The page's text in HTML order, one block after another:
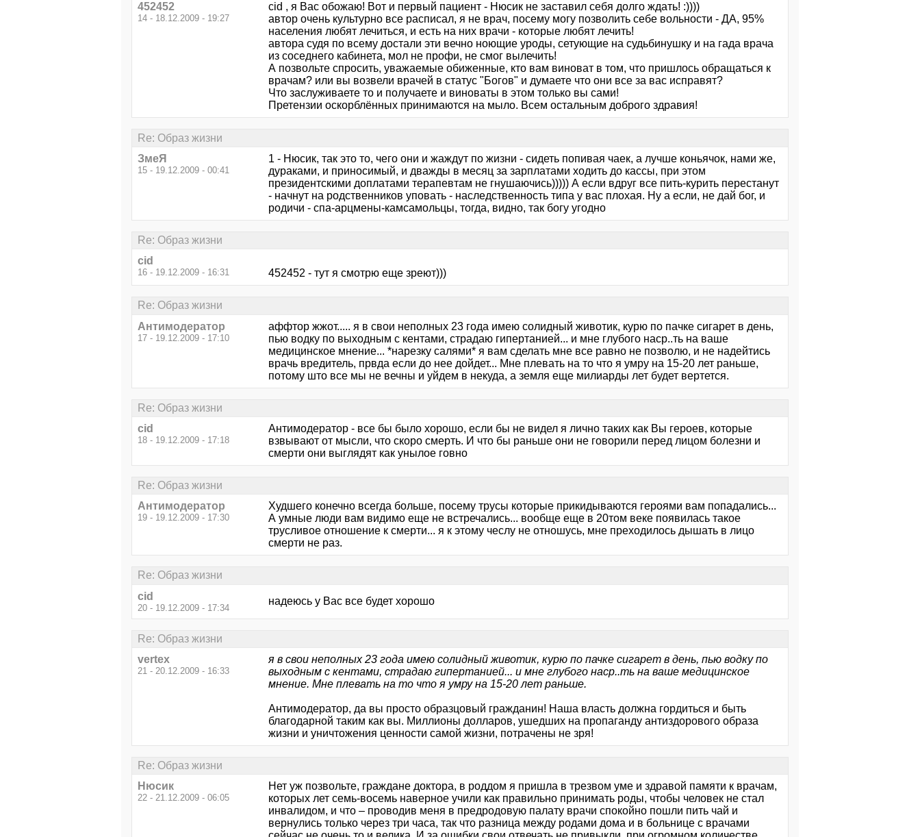
452452
14 - 18.12.2009 - 19:27
cid , я Вас обожаю! Вот и первый пациент - Нюсик не заставил себя долго ждать! :))))
автор очень культурно все расписал, я не врач, посему могу позволить себе вольности - ДА, 95%
населения любят лечиться, и есть на них врачи - которые любят лечить!
автора судя по всему достали эти вечно ноющие уроды, сетующие на судьбинушку и на гада врача
из соседнего кабинета, мол не профи, не смог вылечить!
А позвольте спросить, уважаемые обиженные, кто вам виноват в том, что пришлось обращаться к
врачам? или вы возвели врачей в статус "Богов" и думаете что они все за вас исправят?
Что заслуживаете то и получаете и виноваты в этом только вы сами!
Претензии оскорблённых принимаются на мыло. Всем остальным доброго здравия!
Re: Образ жизни
ЗмеЯ
15 - 19.12.2009 - 00:41
1 - Нюсик, так это то, чего они и жаждут по жизни - сидеть попивая чаек, а лучше коньячок, нами же,
дураками, и приносимый, и дважды в месяц за зарплатами ходить до кассы, при этом
президентскими доплатами терапевтам не гнушаючись))))) А если вдруг все пить-курить перестанут
- начнут на родственников уповать - наследственность типа у вас плохая. Ну а если, не дай бог, и
родичи - спа-арцмены-камсамольцы, тогда, видно, так богу угодно
Re: Образ жизни
cid
16 - 19.12.2009 - 16:31 452452 - тут я смотрю еще зреют)))
Re: Образ жизни
Антимодератор
17 - 19.12.2009 - 17:10
аффтор жжот..... я в свои неполных 23 года имею солидный животик, курю по пачке сигарет в день,
пью водку по выходным с кентами, страдаю гипертанией... и мне глубого наср..ть на ваше
медицинское мнение... *нарезку салями* я вам сделать мне все равно не позволю, и не надейтись
врачь вредитель, првда если до нее дойдет... Мне плевать на то что я умру на 15-20 лет раньше,
потому што все мы не вечны и уйдем в некуда, а земля еще милиарды лет будет вертется.
Re: Образ жизни
cid
18 - 19.12.2009 - 17:18
Антимодератор - все бы было хорошо, если бы не видел я лично таких как Вы героев, которые
взвывают от мысли, что скоро смерть. И что бы раньше они не говорили перед лицом болезни и
смерти они выглядят как унылое говно
Re: Образ жизни
Антимодератор
19 - 19.12.2009 - 17:30
Худшего конечно всегда больше, посему трусы которые прикидываются героями вам попадались...
А умные люди вам видимо еще не встречались... вообще еще в 20том веке появилась такое
трусливое отношение к смерти... я к этому чеслу не отношусь, мне преходилось дышать в лицо
смерти не раз.
Re: Образ жизни
cid
20 - 19.12.2009 - 17:34
надеюсь у Вас все будет хорошо
Re: Образ жизни
vertex
21 - 20.12.2009 - 16:33
я в свои неполных 23 года имею солидный животик, курю по пачке сигарет в день, пью водку по
выходным с кентами, страдаю гипертанией... и мне глубого наср..ть на ваше медицинское
мнение. Мне плевать на то что я умру на 15-20 лет раньше.
Антимодератор, да вы просто образцовый гражданин! Наша власть должна гордиться и быть
благодарной таким как вы. Миллионы долларов, ушедших на пропаганду антиздорового образа
жизни и уничтожения ценности самой жизни, потрачены не зря!
Re: Образ жизни
Нюсик
22 - 21.12.2009 - 06:05
Нет уж позвольте, граждане доктора, в роддом я пришла в трезвом уме и здравой памяти к врачам,
которых лет семь-восемь наверное учили как правильно принимать роды, чтобы человек не стал
инвалидом, и что – проводив меня в предродовую палату врачи спокойно пошли пить чай и
вернулись только через три часа, так что разница между родами дома и в больнице с врачами